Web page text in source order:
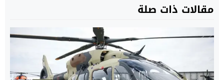
مقالات ذات صلة